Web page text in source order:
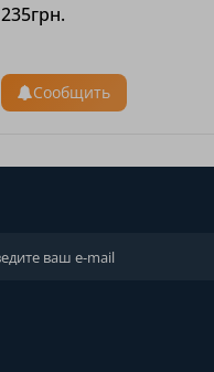
235грн.
Сообщить